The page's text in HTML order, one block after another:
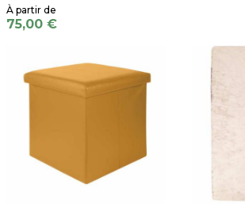
75,00 €